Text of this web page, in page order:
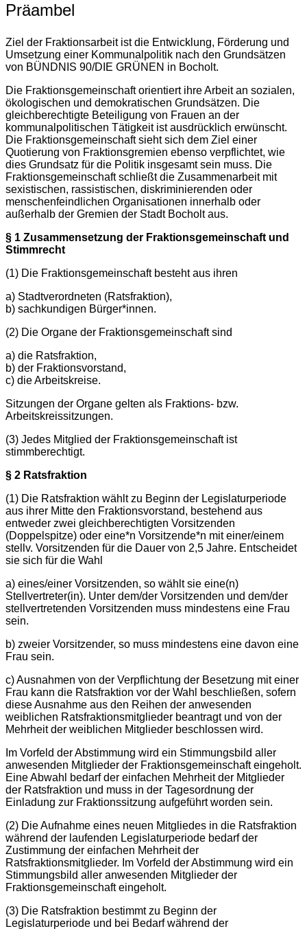
Präambel
Ziel der Fraktionsarbeit ist die Entwicklung, Förderung und
Umsetzung einer Kommunalpolitik nach den Grundsätzen
von BÜNDNIS 90/DIE GRÜNEN in Bocholt.
Die Fraktionsgemeinschaft orientiert ihre Arbeit an sozialen,
ökologischen und demokratischen Grundsätzen. Die
gleichberechtigte Beteiligung von Frauen an der
kommunalpolitischen Tätigkeit ist ausdrücklich erwünscht.
Die Fraktionsgemeinschaft sieht sich dem Ziel einer
Quotierung von Fraktionsgremien ebenso verpflichtet, wie
dies Grundsatz für die Politik insgesamt sein muss. Die
Fraktionsgemeinschaft schließt die Zusammenarbeit mit
sexistischen, rassistischen, diskriminierenden oder
menschenfeindlichen Organisationen innerhalb oder
außerhalb der Gremien der Stadt Bocholt aus.
§ 1 Zusammensetzung der Fraktionsgemeinschaft und
Stimmrecht
(1) Die Fraktionsgemeinschaft besteht aus ihren
a) Stadtverordneten (Ratsfraktion),
b) sachkundigen Bürger*innen.
(2) Die Organe der Fraktionsgemeinschaft sind
a) die Ratsfraktion,
b) der Fraktionsvorstand,
c) die Arbeitskreise.
Sitzungen der Organe gelten als Fraktions- bzw.
Arbeitskreissitzungen.
(3) Jedes Mitglied der Fraktionsgemeinschaft ist
stimmberechtigt.
§ 2 Ratsfraktion
(1) Die Ratsfraktion wählt zu Beginn der Legislaturperiode
aus ihrer Mitte den Fraktionsvorstand, bestehend aus
entweder zwei gleichberechtigten Vorsitzenden
(Doppelspitze) oder eine*n Vorsitzende*n mit einer/einem
stellv. Vorsitzenden für die Dauer von 2,5 Jahre. Entscheidet
sie sich für die Wahl
a) eines/einer Vorsitzenden, so wählt sie eine(n)
Stellvertreter(in). Unter dem/der Vorsitzenden und dem/der
stellvertretenden Vorsitzenden muss mindestens eine Frau
sein.
b) zweier Vorsitzender, so muss mindestens eine davon eine
Frau sein.
c) Ausnahmen von der Verpflichtung der Besetzung mit einer
Frau kann die Ratsfraktion vor der Wahl beschließen, sofern
diese Ausnahme aus den Reihen der anwesenden
weiblichen Ratsfraktionsmitglieder beantragt und von der
Mehrheit der weiblichen Mitglieder beschlossen wird.
Im Vorfeld der Abstimmung wird ein Stimmungsbild aller
anwesenden Mitglieder der Fraktionsgemeinschaft eingeholt.
Eine Abwahl bedarf der einfachen Mehrheit der Mitglieder
der Ratsfraktion und muss in der Tagesordnung der
Einladung zur Fraktionssitzung aufgeführt worden sein.
(2) Die Aufnahme eines neuen Mitgliedes in die Ratsfraktion
während der laufenden Legislaturperiode bedarf der
Zustimmung der einfachen Mehrheit der
Ratsfraktionsmitglieder. Im Vorfeld der Abstimmung wird ein
Stimmungsbild aller anwesenden Mitglieder der
Fraktionsgemeinschaft eingeholt.
(3) Die Ratsfraktion bestimmt zu Beginn der
Legislaturperiode und bei Bedarf während der